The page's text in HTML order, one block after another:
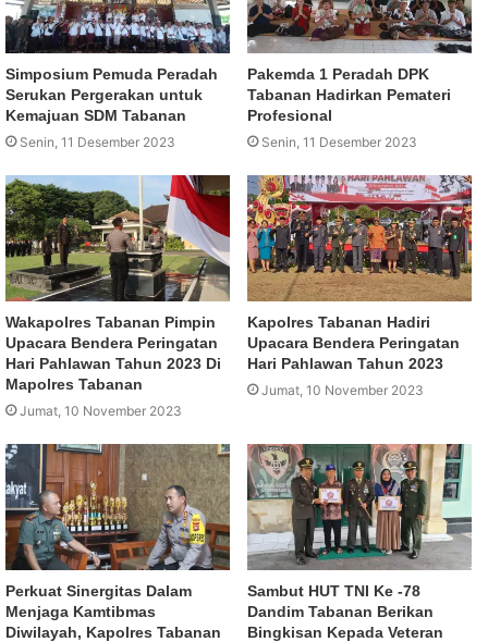
Simposium Pemuda Peradah
Serukan Pergerakan untuk
Kemajuan SDM Tabanan
Senin, 11 Desember 2023
Pakemda 1 Peradah DPK
Tabanan Hadirkan Pemateri
Profesional
Senin, 11 Desember 2023
Wakapolres Tabanan Pimpin
Upacara Bendera Peringatan
Hari Pahlawan Tahun 2023 Di
Mapolres Tabanan
Jumat, 10 November 2023
Kapolres Tabanan Hadiri
Upacara Bendera Peringatan
Hari Pahlawan Tahun 2023
Jumat, 10 November 2023
Perkuat Sinergitas Dalam
Menjaga Kamtibmas
Diwilayah, Kapolres Tabanan
Sambut HUT TNI Ke -78
Dandim Tabanan Berikan
Bingkisan Kepada Veteran